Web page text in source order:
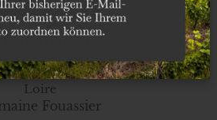
Romains“ 2021
Loire
Fouassier